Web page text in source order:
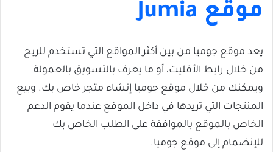
موقع Jumia
يعد موقع جوميا من بين أكثر المواقع التي تستخدم للربح
من خلال رابط الأفليت، أو ما يعرف بالتسويق بالعمولة
ويمكنك من خلال موقع جوميا إنشاء متجر خاص بك. وبيع
المنتجات التي تريدها في داخل الموقع عندما يقوم الدعم
الخاص بالموقع بالموافقة على الطلب الخاص بك
للإنضمام إلى موقع جوميا.